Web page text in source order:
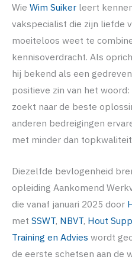
Wie Wim Suiker leert
vakspecialist die zijn liefde
moeiteloos weet te
kennisoverdracht. Als
hij bekend als een
positieve zin van het
zoekt naar de beste
anderen bedreigingen
met minder dan
Diezelfde bevlogenheid
opleiding Aankomend
die vanaf januari 2025 door
met SSWT, NBVT, Hout
Training en Advies wordt
de eerste schetsen aan de